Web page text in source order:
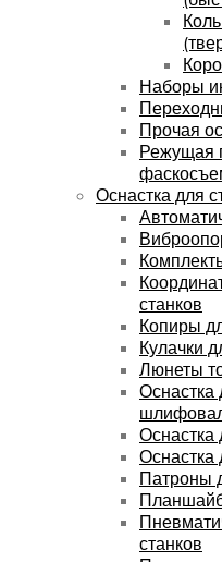
Наборы
Прочая
Режущая
Оснастка для
станков
Копиры
Кулачки
Люнеты
Оснастка
Оснастка
Патроны
станков